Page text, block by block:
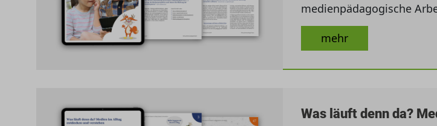
medienpädagogische
mehr
Was läuft denn da?